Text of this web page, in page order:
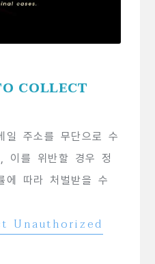
COLLECT
일 주소를 무단으로 수
이를 위반할 경우 정
에 따라 처벌받을 수
Unauthorized